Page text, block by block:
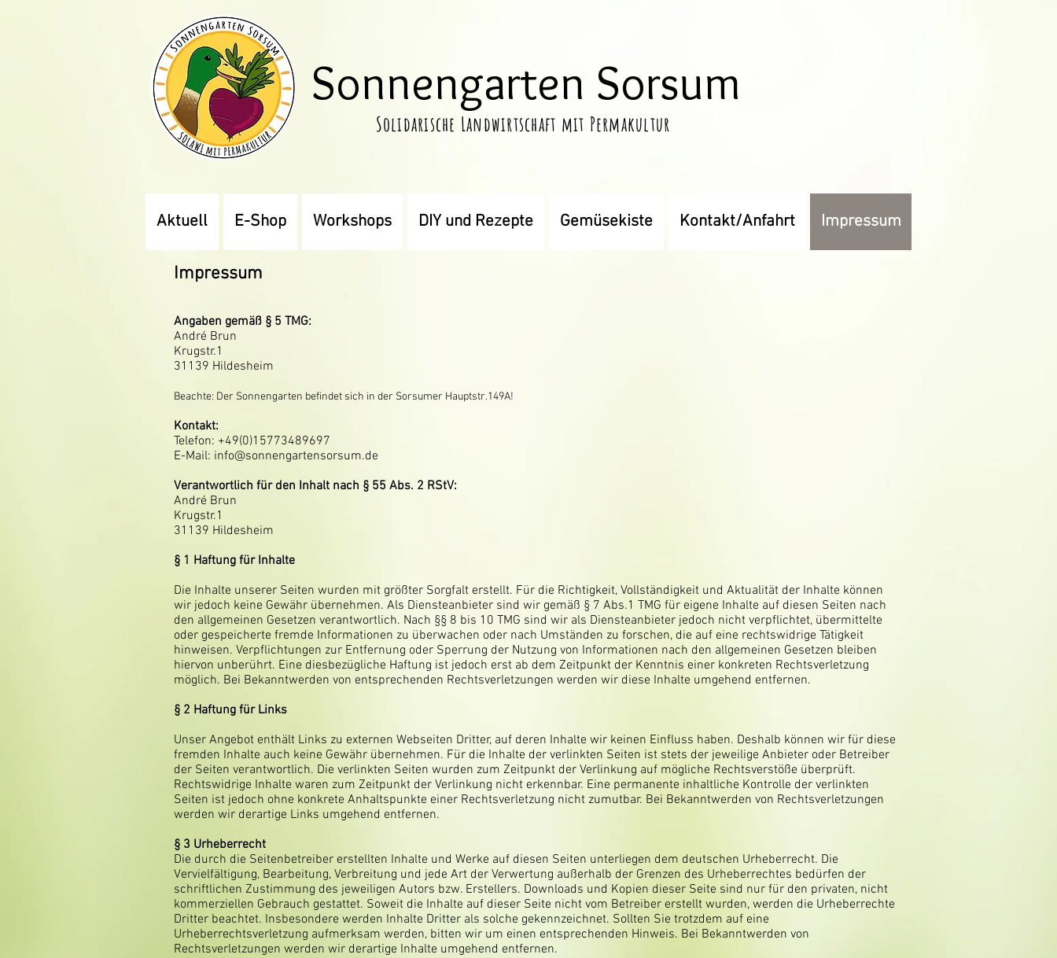
Sonnengarten Sorsum
Solidarische Landwirtschaft mit Permakultur
Aktuell E-Shop Workshops DIY und Rezepte Gemüsekiste Kontakt/Anfahrt Impressum
Impressum
Angaben gemäß § 5 TMG:
André Brun
Krugstr.1
31139 Hildesheim
Beachte: Der Sonnengarten befindet sich in der Sorsumer Hauptstr.149A!
Kontakt:
Telefon: +49(0)15773489697
E-Mail: info@sonnengartensorsum.de
Verantwortlich für den Inhalt nach § 55 Abs. 2 RStV:
André Brun
Krugstr.1
31139 Hildesheim
§ 1 Haftung für Inhalte
Die Inhalte unserer Seiten wurden mit größter Sorgfalt erstellt. Für die Richtigkeit, Vollständigkeit und Aktualität der Inhalte können
wir jedoch keine Gewähr übernehmen. Als Diensteanbieter sind wir gemäß § 7 Abs.1 TMG für eigene Inhalte auf diesen Seiten nach
den allgemeinen Gesetzen verantwortlich. Nach §§ 8 bis 10 TMG sind wir als Diensteanbieter jedoch nicht verpflichtet, übermittelte
oder gespeicherte fremde Informationen zu überwachen oder nach Umständen zu forschen, die auf eine rechtswidrige Tätigkeit
hinweisen. Verpflichtungen zur Entfernung oder Sperrung der Nutzung von Informationen nach den allgemeinen Gesetzen bleiben
hiervon unberührt. Eine diesbezügliche Haftung ist jedoch erst ab dem Zeitpunkt der Kenntnis einer konkreten Rechtsverletzung
möglich. Bei Bekanntwerden von entsprechenden Rechtsverletzungen werden wir diese Inhalte umgehend entfernen.
§ 2 Haftung für Links
Unser Angebot enthält Links zu externen Webseiten Dritter, auf deren Inhalte wir keinen Einfluss haben. Deshalb können wir für diese
fremden Inhalte auch keine Gewähr übernehmen. Für die Inhalte der verlinkten Seiten ist stets der jeweilige Anbieter oder Betreiber
der Seiten verantwortlich. Die verlinkten Seiten wurden zum Zeitpunkt der Verlinkung auf mögliche Rechtsverstöße überprüft.
Rechtswidrige Inhalte waren zum Zeitpunkt der Verlinkung nicht erkennbar. Eine permanente inhaltliche Kontrolle der verlinkten
Seiten ist jedoch ohne konkrete Anhaltspunkte einer Rechtsverletzung nicht zumutbar. Bei Bekanntwerden von Rechtsverletzungen
werden wir derartige Links umgehend entfernen.
§ 3 Urheberrecht
Die durch die Seitenbetreiber erstellten Inhalte und Werke auf diesen Seiten unterliegen dem deutschen Urheberrecht. Die
Vervielfältigung, Bearbeitung, Verbreitung und jede Art der Verwertung außerhalb der Grenzen des Urheberrechtes bedürfen der
schriftlichen Zustimmung des jeweiligen Autors bzw. Erstellers. Downloads und Kopien dieser Seite sind nur für den privaten, nicht
kommerziellen Gebrauch gestattet. Soweit die Inhalte auf dieser Seite nicht vom Betreiber erstellt wurden, werden die Urheberrechte
Dritter beachtet. Insbesondere werden Inhalte Dritter als solche gekennzeichnet. Sollten Sie trotzdem auf eine
Urheberrechtsverletzung aufmerksam werden, bitten wir um einen entsprechenden Hinweis. Bei Bekanntwerden von
Rechtsverletzungen werden wir derartige Inhalte umgehend entfernen.